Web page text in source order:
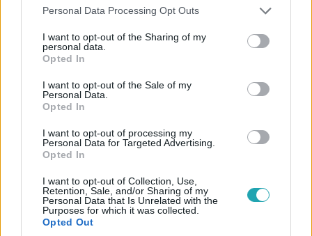
Please note that this website/app uses one or more Google
not limited to your visit or usage behaviour. You may click to
grant or deny consent to Google and its third-party tags to
use your data for below specified purposes in below Google
consent section.
Personal Data Processing Opt Outs
I want to opt-out of the Sharing of my
personal data.
Opted In
I want to opt-out of the Sale of my
Personal Data.
Opted In
I want to opt-out of processing my
Personal Data for Targeted Advertising.
Opted In
I want to opt-out of Collection, Use,
Retention, Sale, and/or Sharing of my
Personal Data that Is Unrelated with the
Purposes for which it was collected.
Opted Out
Tudomány-Tech
Víz alatti kiborg csótányok menthetik meg az
életed
Kiborg csótányok búvárruhában: japán és szingapúri
kutatók víz alatti mentőrobotokká alakítanák a rovarokat
katasztrófahelyzetekre.